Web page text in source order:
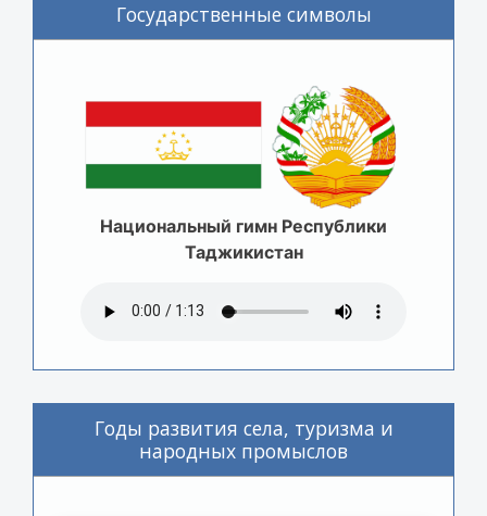
Государственные символы
Национальный гимн Республики
Таджикистан
Годы развития села, туризма и
народных промыслов